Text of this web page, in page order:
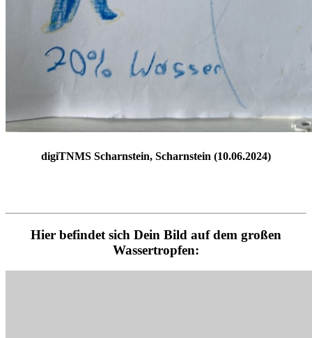
digiTNMS Scharnstein, Scharnstein (10.06.2024)
Hier befindet sich Dein Bild auf dem großen
Wassertropfen: